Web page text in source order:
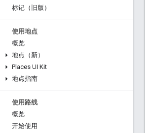
标记（旧版）
使用地点
概览
地点（新）
Places UI Kit
地点指南
使用路线
概览
开始使用